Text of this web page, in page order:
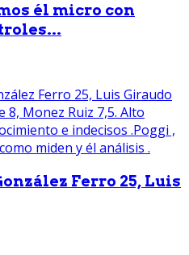
él micro con
Ferro 25, Luis